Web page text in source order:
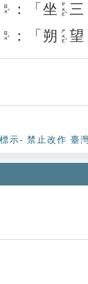
ㄖㄨˊ ：「 坐 ㄗㄨㄛˋ 三
ㄖㄨˊ ：「 朔 ㄕㄨㄛˋ 望
示- 禁止改作 臺